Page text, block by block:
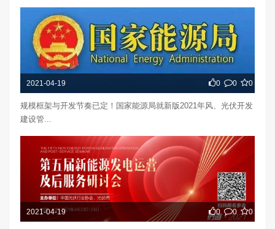
2021-04-19 0 0 0
规模框架与开发节奏已定！国家能源局就新版2021年风、光伏开发
建设管...
2021-04-19 0 0 0